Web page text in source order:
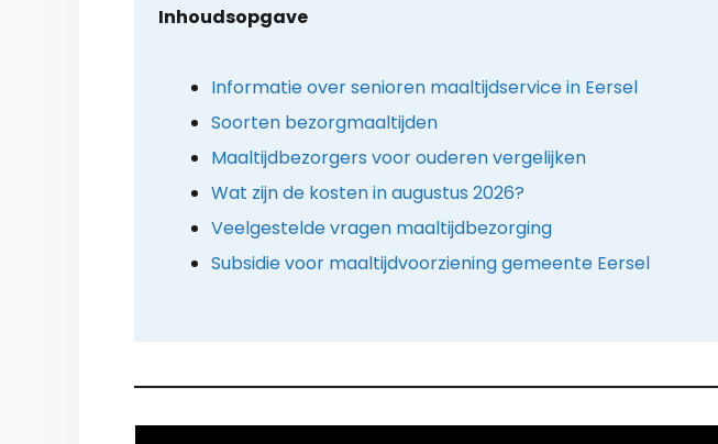
Inhoudsopgave
Informatie over senioren maaltijdservice in Eersel
Soorten bezorgmaaltijden
Maaltijdbezorgers voor ouderen vergelijken
Wat zijn de kosten in augustus 2026?
Veelgestelde vragen maaltijdbezorging
Subsidie voor maaltijdvoorziening gemeente Eersel